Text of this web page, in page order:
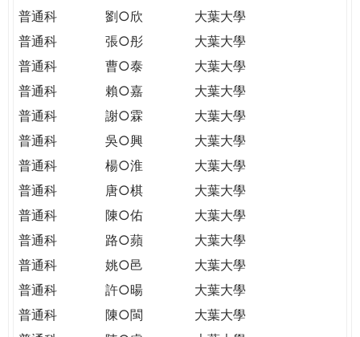
普通科
劉○欣
大葉大學
普通科
張○彤
大葉大學
普通科
曹○泰
大葉大學
普通科
賴○嘉
大葉大學
普通科
謝○霖
大葉大學
普通科
吳○興
大葉大學
普通科
楊○淮
大葉大學
普通科
唐○棋
大葉大學
普通科
陳○佑
大葉大學
普通科
路○蘋
大葉大學
普通科
姚○邑
大葉大學
普通科
許○暘
大葉大學
普通科
陳○閩
大葉大學